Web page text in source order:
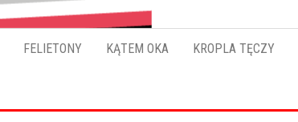
FELIETONY KĄTEM OKA KROPLA TĘCZY